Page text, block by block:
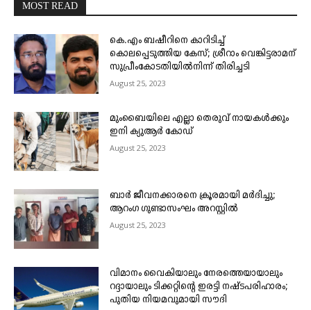
MOST READ
കെ.എം ബഷീറിനെ കാറിടിച്ച്
കൊലപ്പെടുത്തിയ കേസ്; ശ്രീറാം വെങ്കിട്ടരാമന്
സുപ്രീംകോടതിയിൽനിന്ന് തിരിച്ചടി
August 25, 2023
മുംബൈയിലെ എല്ലാ തെരുവ് നായകൾക്കും
ഇനി ക്യുആർ കോഡ്
August 25, 2023
ബാർ ജീവനക്കാരനെ ക്രൂരമായി മർദിച്ചു;
ആറംഗ ഗുണ്ടാസംഘം അറസ്റ്റിൽ
August 25, 2023
വിമാനം വൈകിയാലും നേരത്തെയായാലും
റദ്ദായാലും ടിക്കറ്റിന്റെ ഇരട്ടി നഷ്ടപരിഹാരം;
പുതിയ നിയമവുമായി സൗദി